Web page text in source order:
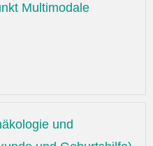
Multimodale
und